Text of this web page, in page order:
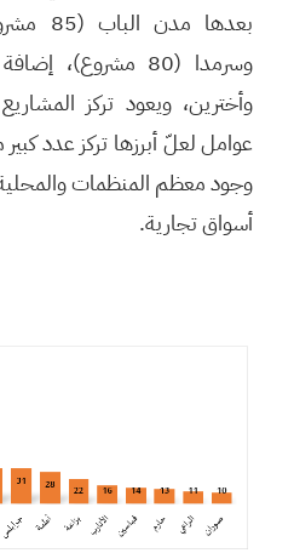
وسرمدا (80
وأخترين، ويعود تركز
عوامل لعلّ أبرزها تركز عدد
وجود معظم المنظمات والمحلية
أسواق تجارية.